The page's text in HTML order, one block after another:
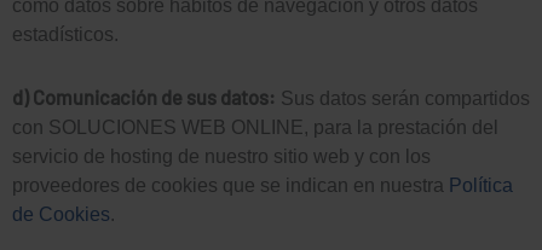
como datos sobre hábitos de navegación y otros datos
estadísticos.
d) Comunicación de sus datos: Sus datos serán compartidos
con SOLUCIONES WEB ONLINE, para la prestación del
servicio de hosting de nuestro sitio web y con los
proveedores de cookies que se indican en nuestra Política
de Cookies
n
-
i
n
i
n
-